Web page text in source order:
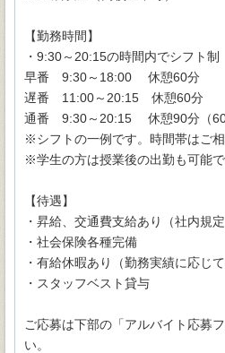
【勤務時間】
・9:30～20:15の時間内でシフト制
早番 9:30～18:00 休憩60分
遅番 11:00～20:15 休憩60分
通番 9:30～20:15 休憩90分（60
※シフトの一例です。時間帯はご相
※学生の方は授業後の出勤も可能
【待遇】
・昇給、交通費支給あり（社内規定
・社会保険各種完備
・有給休暇あり（勤務実績に応じ
・スタッフベスト貸与
ご応募は下部の「アルバイト応募
い。